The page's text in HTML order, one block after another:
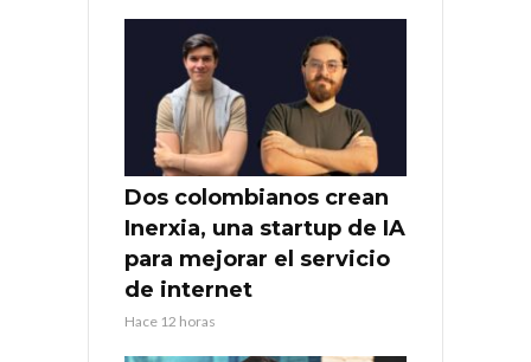
Dos colombianos crean
Inerxia, una startup de IA
para mejorar el servicio
de internet
Hace 12 horas